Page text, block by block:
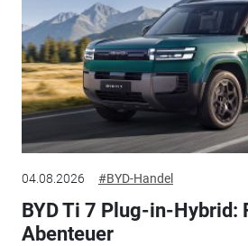
04.08.2026 #BYD-Handel
BYD Ti 7 Plug-in-Hybrid:
Abenteuer